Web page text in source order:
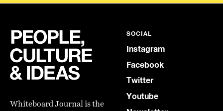
Whiteboard Journal is the
SOCIAL
Instagram
Facebook
Twitter
Youtube